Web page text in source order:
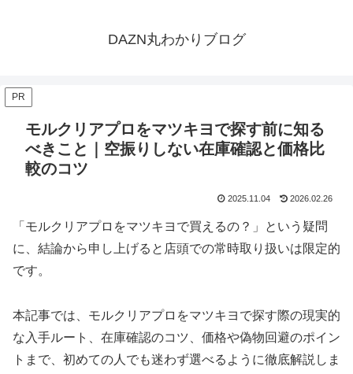
DAZN丸わかりブログ
PR
モルクリアプロをマツキヨで探す前に知る
べきこと｜空振りしない在庫確認と価格比
較のコツ
2025.11.04 2026.02.26
「モルクリアプロをマツキヨで買えるの？」という疑問
に、結論から申し上げると店頭での常時取り扱いは限定的
です。
本記事では、モルクリアプロをマツキヨで探す際の現実的
な入手ルート、在庫確認のコツ、価格や偽物回避のポイン
トまで、初めての人でも迷わず選べるように徹底解説しま